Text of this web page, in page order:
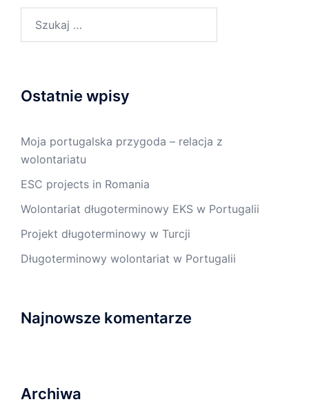
Ostatnie wpisy
Moja portugalska przygoda – relacja z
wolontariatu
ESC projects in Romania
Wolontariat długoterminowy EKS w Portugalii
Projekt długoterminowy w Turcji
Długoterminowy wolontariat w Portugalii
Najnowsze komentarze
Archiwa